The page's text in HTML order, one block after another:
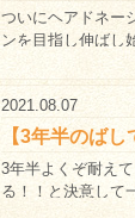
ついにヘアドネー
ンを目指し伸ばし
2021.08.07
【3年半のばし
3年半よくぞ耐え
る！！と決意して